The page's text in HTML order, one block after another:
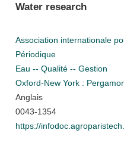
Water research
Association internationale
Périodique
Eau -- Qualité -- Gestion
Oxford-New York :
Anglais
0043-1354
https://